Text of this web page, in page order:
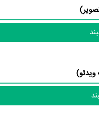
فیلم دلبند، ویدئو و تیزر
ما و شما به این حد قانع
و تئاتر را کامل و کامل‌تر کنیم.